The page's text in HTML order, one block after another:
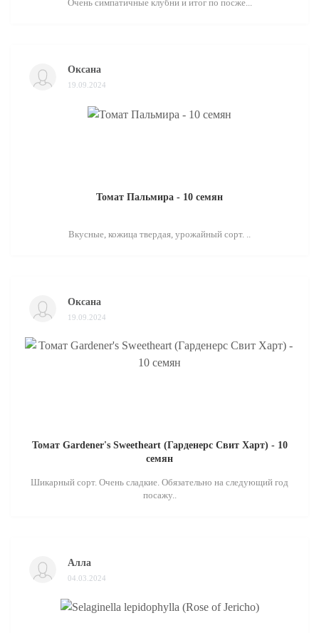
Очень симпатичные клубни и итог по посже...
Оксана
19.09.2024
Томат Пальмира - 10 семян
Вкусные, кожица твердая, урожайный сорт. ..
Оксана
19.09.2024
Томат Gardener's Sweetheart (Гарденерс Свит Харт) - 10
семян
Шикарный сорт. Очень сладкие. Обязательно на следующий год
посажу..
Алла
04.03.2024